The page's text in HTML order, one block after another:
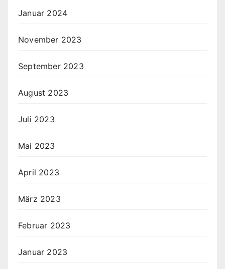
Januar 2024
November 2023
September 2023
August 2023
Juli 2023
Mai 2023
April 2023
März 2023
Februar 2023
Januar 2023